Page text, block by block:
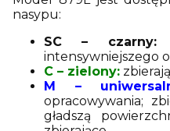
nasypu:
SC – czarny:
intensywniejszego
C – zielony:
M –
opracowywania;
gładszą